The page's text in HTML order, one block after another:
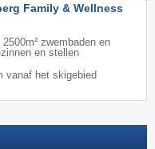
Family & Wellness
zwembaden en
en stellen
vanaf het skigebied